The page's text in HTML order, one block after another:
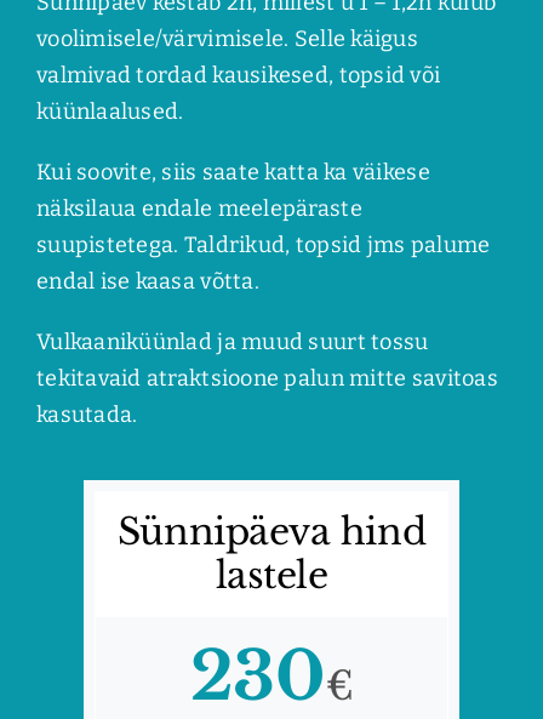
voolimisele/värvimisele. Selle käigus
valmivad tordad kausikesed, topsid või
küünlaalused.
Kui soovite, siis saate katta ka väikese
näksilaua endale meelepäraste
suupistetega. Taldrikud, topsid jms palume
endal ise kaasa võtta.
Vulkaaniküünlad ja muud suurt tossu
tekitavaid atraktsioone palun mitte savitoas
kasutada.
Sünnipäeva hind
lastele
230€